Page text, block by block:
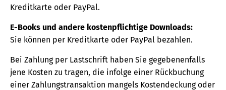
Kreditkarte oder PayPal.
E-Books und andere kostenpflichtige Downloads:
Sie können per Kreditkarte oder PayPal bezahlen.
Bei Zahlung per Lastschrift haben Sie gegebenenfalls
jene Kosten zu tragen, die infolge einer Rückbuchung
einer Zahlungstransaktion mangels Kostendeckung oder